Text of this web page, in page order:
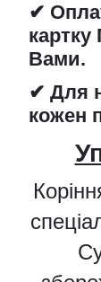
✔
картку
Вами.
✔ Для
кожен